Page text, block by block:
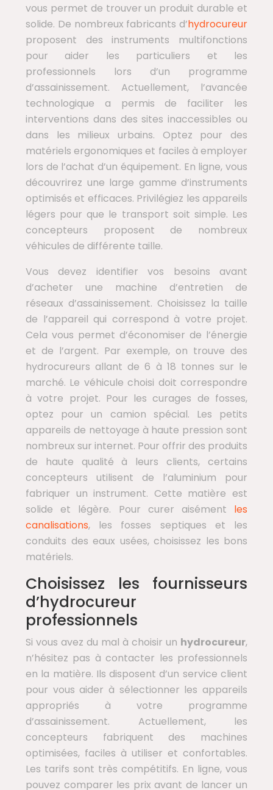
vous permet de trouver un produit durable et
solide. De nombreux fabricants d’hydrocureur
proposent des instruments multifonctions
pour aider les particuliers et les
professionnels lors d’un programme
d’assainissement. Actuellement, l’avancée
technologique a permis de faciliter les
interventions dans des sites inaccessibles ou
dans les milieux urbains. Optez pour des
matériels ergonomiques et faciles à employer
lors de l’achat d’un équipement. En ligne, vous
découvrirez une large gamme d’instruments
optimisés et efficaces. Privilégiez les appareils
légers pour que le transport soit simple. Les
concepteurs proposent de nombreux
véhicules de différente taille.
Vous devez identifier vos besoins avant
d’acheter une machine d’entretien de
réseaux d’assainissement. Choisissez la taille
de l’appareil qui correspond à votre projet.
Cela vous permet d’économiser de l’énergie
et de l’argent. Par exemple, on trouve des
hydrocureurs allant de 6 à 18 tonnes sur le
marché. Le véhicule choisi doit correspondre
à votre projet. Pour les curages de fosses,
optez pour un camion spécial. Les petits
appareils de nettoyage à haute pression sont
nombreux sur internet. Pour offrir des produits
de haute qualité à leurs clients, certains
concepteurs utilisent de l’aluminium pour
fabriquer un instrument. Cette matière est
solide et légère. Pour curer aisément les
canalisations, les fosses septiques et les
conduits des eaux usées, choisissez les bons
matériels.
Choisissez les fournisseurs
d’hydrocureur
professionnels
Si vous avez du mal à choisir un hydrocureur,
n’hésitez pas à contacter les professionnels
en la matière. Ils disposent d’un service client
pour vous aider à sélectionner les appareils
appropriés à votre programme
d’assainissement. Actuellement, les
concepteurs fabriquent des machines
optimisées, faciles à utiliser et confortables.
Les tarifs sont très compétitifs. En ligne, vous
pouvez comparer les prix avant de lancer un